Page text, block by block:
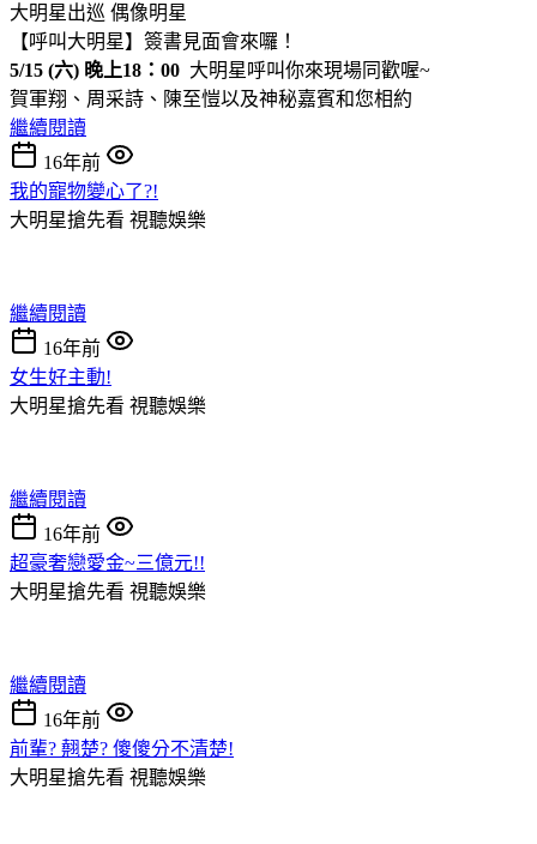
大明星出巡 偶像明星
【呼叫大明星】簽書見面會來囉！
5/15 (六) 晚上18：00 大明星呼叫你來現場同歡喔~
賀軍翔、周采詩、陳至愷以及神秘嘉賓和您相約
繼續閱讀
16年前
我的寵物變心了?!
大明星搶先看 視聽娛樂
繼續閱讀
16年前
女生好主動!
大明星搶先看 視聽娛樂
繼續閱讀
16年前
超豪奢戀愛金~三億元!!
大明星搶先看 視聽娛樂
繼續閱讀
16年前
前輩? 翹楚? 傻傻分不清楚!
大明星搶先看 視聽娛樂